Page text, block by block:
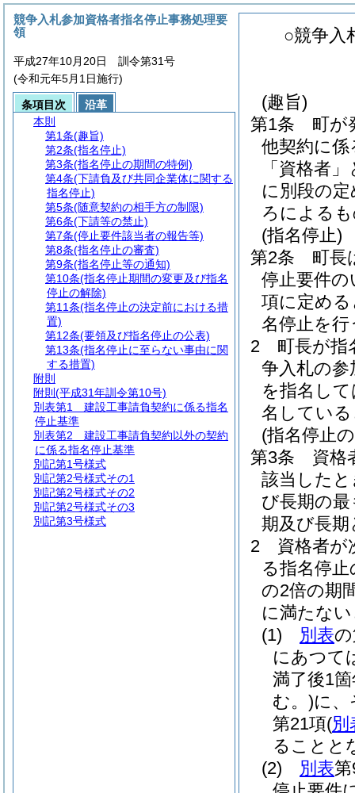
○競争入
(趣旨)
第1条
町が
他契約に
「資格者
に別段の
ろによる
(指名停止)
第2条
町長
停止要件
項に定め
名停止を
2
町長が指
争入札の
を指名し
名してい
(指名停止
第3条
資格
該当した
び長期の
期及び長
2
資格者が
る指名停
の2倍の期
に満たな
(1)
別表
にあつて
満了後1
む。)に
第21項(別
ることと
(2)
別表
競争入札参加資格者指名停止事務処理要
領
平成27年10月20日 訓令第31号
(令和元年5月1日施行)
条項目次
沿革
本則
第1条(趣旨)
第2条(指名停止)
第3条(指名停止の期間の特例)
第4条(下請負及び共同企業体に関する
指名停止)
第5条(随意契約の相手方の制限)
第6条(下請等の禁止)
第7条(停止要件該当者の報告等)
第8条(指名停止の審査)
第9条(指名停止等の通知)
第10条(指名停止期間の変更及び指名
停止の解除)
第11条(指名停止の決定前における措
置)
第12条(要領及び指名停止の公表)
第13条(指名停止に至らない事由に関
する措置)
附則
附則 (平成31年訓令第10号)
別表第1
建設工事請負契約に係る指名
停止基準
別表第2 建設工事請負契約以外の契約
に係る指名停止基準
別記第1号様式
別記第2号様式その1
別記第2号様式その2
別記第2号様式その3
別記第3号様式